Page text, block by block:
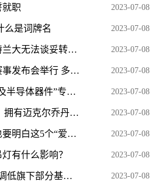
职 2023-07-08
么是词牌名 2023-07-08
记者：若曼联和亚特兰大无法谈妥转会，霍伊伦德将递交转会申请 2023-07-08
2023包头马术系列赛事发布会举行 多项赛事将开启 2023-07-08
上海陆芯“外延结构及半导体器件”专利获授权 2023-07-08
现役哪些NBA球员，拥有迈克尔乔丹和科比的心态 2023-07-08
再喜欢一个人，你也要明白这5个“爱情真相” 2023-07-08
有什么影响？ 2023-07-08
易方达：7月10日起调低旗下部分基金费率 2023-07-08